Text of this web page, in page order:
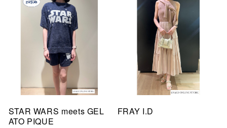
STAR WARS meets GEL
ATO PIQUE
FRAY I.D